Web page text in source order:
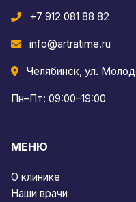
+7 912 081 88 82
info@artratime.ru
Челябинск, ул.
Пн–Пт: 09:00–19:00
МЕНЮ
О клинике
Наши врачи